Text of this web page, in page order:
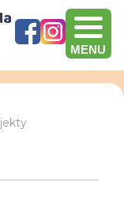
MENU